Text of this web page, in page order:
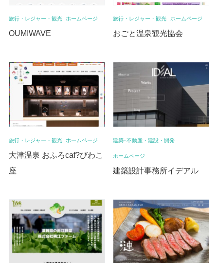
旅行・レジャー・観光 ホームページ
OUMIWAVE
旅行・レジャー・観光 ホームページ
おごと温泉観光協会
旅行・レジャー・観光 ホームページ
大津温泉 おふろcaf?びわこ
座
建築･不動産・建設・開発
ホームページ
建築設計事務所イデアル